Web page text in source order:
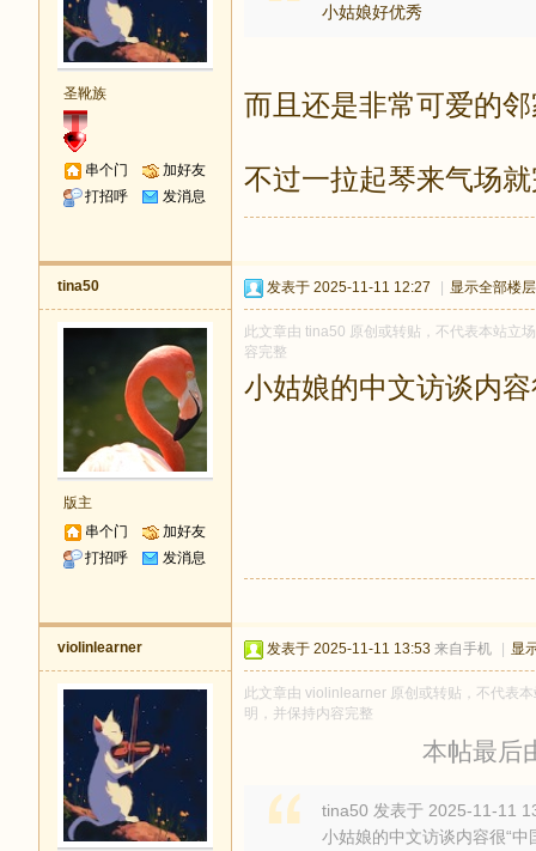
圣靴族
串个门
加好友
打招呼
发消息
小姑娘好优秀
而且还是非常可爱的
不过一拉起琴来气场
tina50
版主
串个门
加好友
打招呼
发消息
发表于 2025-11-11 12:27 显示全部楼层
此文章由 tina50 原创或转贴，不代表本站立
容完整
小姑娘的中文访谈内
violinlearner 发表于 2025-11-11 13:53 来自手机 显
此文章由 violinlearner 原创或转贴，不代表
明，并保持内容完整
本帖最后
tina50 发表于 2025-11-11
小姑娘的中文访谈内容很“